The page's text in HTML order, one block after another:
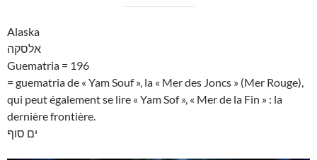
Alaska
אלסקה
Guematria = 196
= guematria de « Yam Souf », la « Mer des Joncs » (Mer Rouge),
qui peut également se lire « Yam Sof », « Mer de la Fin » : la
dernière frontière.
ים סוף